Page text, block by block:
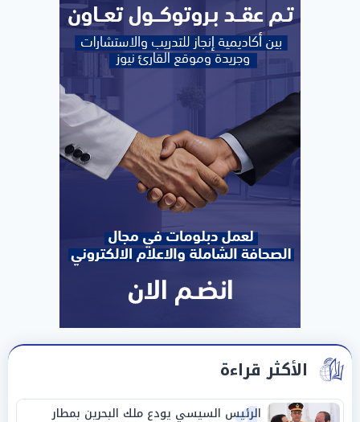
الأكثر قراءة
الرئيس السيسي يودع ملك البحرين بمطار